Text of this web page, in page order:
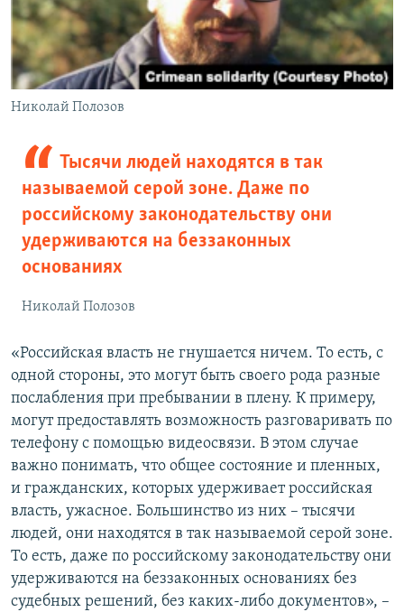
Николай Полозов
Тысячи людей находятся в так
называемой серой зоне. Даже по
российскому законодательству они
удерживаются на беззаконных
основаниях
Николай Полозов
«Российская власть не гнушается ничем. То есть, с
одной стороны, это могут быть своего рода разные
послабления при пребывании в плену. К примеру,
могут предоставлять возможность разговаривать по
телефону с помощью видеосвязи. В этом случае
важно понимать, что общее состояние и пленных,
и гражданских, которых удерживает российская
власть, ужасное. Большинство из них – тысячи
людей, они находятся в так называемой серой зоне.
То есть, даже по российскому законодательству они
удерживаются на беззаконных основаниях без
судебных решений, без каких-либо документов», –